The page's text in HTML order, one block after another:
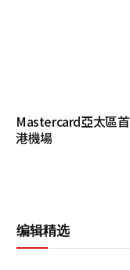
Mastercard亞太區
港機場
编辑精选